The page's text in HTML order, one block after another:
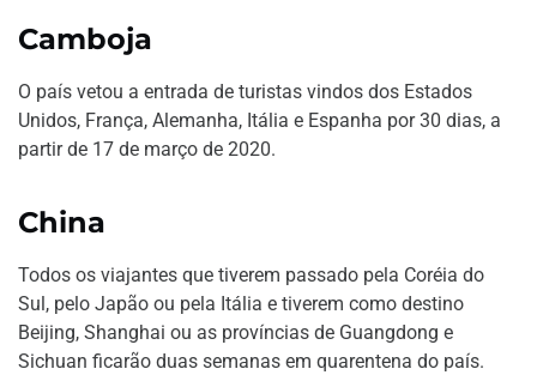
Camboja
O país vetou a entrada de turistas vindos dos Estados
Unidos, França, Alemanha, Itália e Espanha por 30 dias, a
partir de 17 de março de 2020.
China
Todos os viajantes que tiverem passado pela Coréia do
Sul, pelo Japão ou pela Itália e tiverem como destino
Beijing, Shanghai ou as províncias de Guangdong e
Sichuan ficarão duas semanas em quarentena do país.